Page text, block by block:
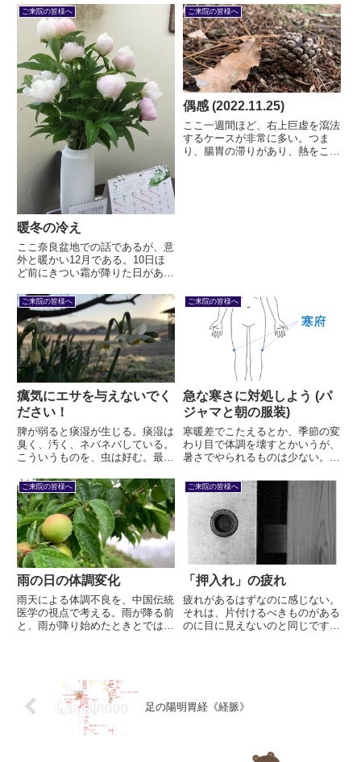
ものすごい批判を受けます。どん
なに強固な堤防でも、決壊すると
きは決壊します。だからこそ、決
壊を「前提」とした避難訓練...
ご来院の皆様へ
暖冬の冷え
ここ奈良盆地での話であるが、意
外と暖かい12月である。10日ほ
ど前にきつい霜が降りた日があっ
か、と思われた。が、それ以降は
なく、むしろ暖かくなった感があ
る。例年この時期はしぐれること
はあっても土砂降りの...
ご来院の皆様へ
偶感 (2022.11.25)
ここ一週間ほど、右上巨虚を瀉法
するケースが非常に多い。つま
り、腸胃の滞りがあり、熱をこも
ご来院の皆様へ
癘気にエサを与えないでく
ださい！
脾が弱ると痰湿が生じる。痰湿は
臭く、汚く、ネバネバしている。
こういうものを、虫は好む。最
虫がいるなあ。癘気 (レイキ) で
ある。これ以上の流行を食い止め
るためにも、この虫にエサを与え
てはならない。
ご来院の皆様へ
急な寒さに対処しよう (パ
ジャマと朝の服装)
寒暖差でこたえるとか、季節の変
わり目で体調を壊すとかいうが、
暑さでやられるものは少ない。多
ら身を守る “防御力” がある。こ
れを “衛気” という。
ご来院の皆様へ
雨の日の体調変化
雨天による体調不良を、中国伝統
医学の視点で考える。雨が降る前
と、雨が降り始めたときとでは、
ご来院の皆様へ
「押入れ」の疲れ
疲れがあるはずなのに感じない。
それは、片付けるべきものがある
のに目に見えないのと同じです。
足の陽明胃経《経脈》